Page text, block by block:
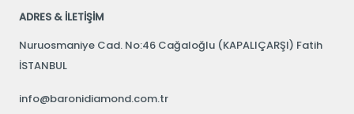
ADRES & İLETİŞİM
Nuruosmaniye Cad. No:46 Cağaloğlu (KAPALIÇARŞI) Fatih
İSTANBUL
info@baronidiamond.com.tr